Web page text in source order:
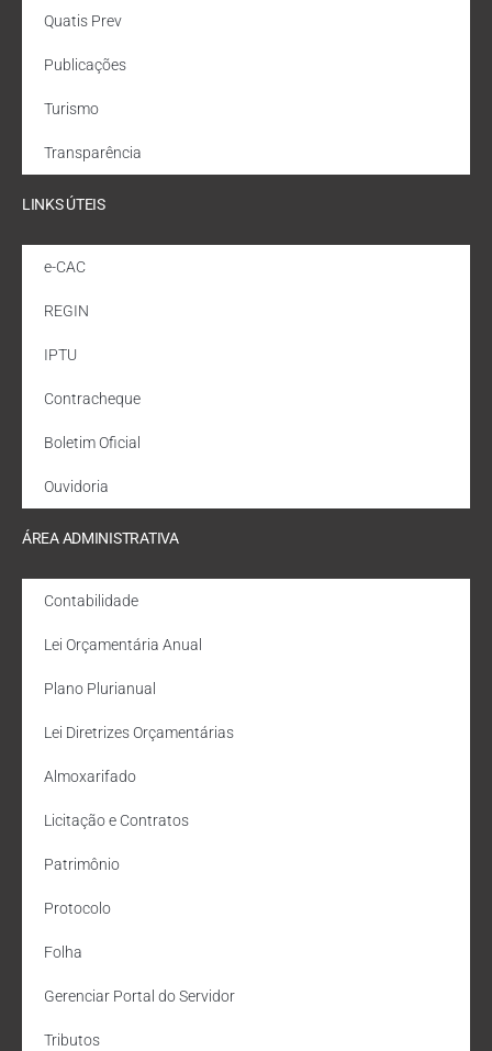
Quatis Prev
Publicações
Turismo
Transparência
LINKS ÚTEIS
e-CAC
REGIN
IPTU
Contracheque
Boletim Oficial
Ouvidoria
ÁREA ADMINISTRATIVA
Contabilidade
Lei Orçamentária Anual
Plano Plurianual
Lei Diretrizes Orçamentárias
Almoxarifado
Licitação e Contratos
Patrimônio
Protocolo
Folha
Gerenciar Portal do Servidor
Tributos